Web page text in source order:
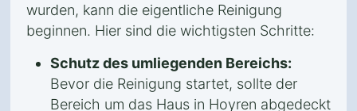
wurden, kann die eigentliche Reinigung
beginnen. Hier sind die wichtigsten Schritte:
Schutz des umliegenden Bereichs:
Bevor die Reinigung startet, sollte der
Bereich um das Haus in Hoyren abgedeckt